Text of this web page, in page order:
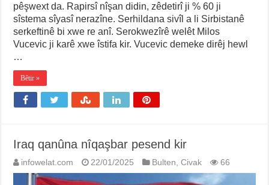
pêşwext da. Rapirsî nîşan didin, zêdetirî ji % 60 ji
sîstema sîyasî nerazîne. Serhildana sivîl a li Sirbistanê
serkeftinê bi xwe re anî. Serokwezîrê welêt Milos
Vucevic ji karê xwe îstifa kir. Vucevic demeke dirêj hewl
…
Bêtir »
Iraq qanûna nîqaşbar pesend kir
infowelat.com 22/01/2025 Bulten,Civak 66